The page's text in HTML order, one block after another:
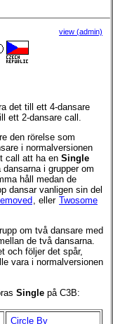
view (admin)
det till ett 4-dansare
ett 2-dansare call.
den rörelse som
i normalversionen
call att ha en Single
i grupper om
håll medan de
dansar vanligen sin del
eller Twosome
om två dansare med
de två dansarna.
och följer det spår,
vara i normalversionen
Single på C3B:
Circle By